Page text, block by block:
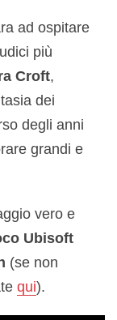
ad ospitare
più
Croft,
dei
degli anni
grandi e
vero e
Ubisoft
(se non
qui).